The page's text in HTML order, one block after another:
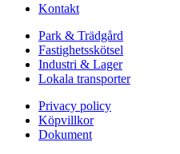
Kontakt
Park & Trädgård
Fastighetsskötsel
Industri & Lager
Lokala transporter
Privacy policy
Köpvillkor
Dokument